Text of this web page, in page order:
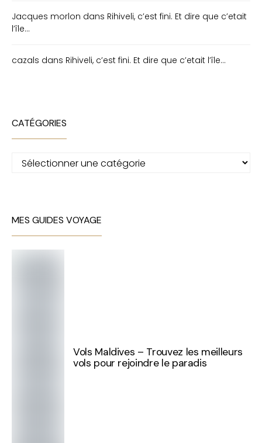
Jacques morlon dans Rihiveli, c’est fini. Et dire que c’etait
l’île…
cazals dans Rihiveli, c’est fini. Et dire que c’etait l’île…
CATÉGORIES
Catégories
MES GUIDES VOYAGE
Vols Maldives – Trouvez les meilleurs
vols pour rejoindre le paradis